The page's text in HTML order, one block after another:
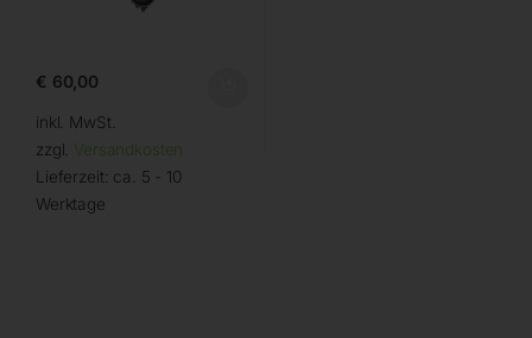
€ 60,00
inkl. MwSt.
zzgl. Versandkosten
Lieferzeit: ca. 5 - 10
Werktage